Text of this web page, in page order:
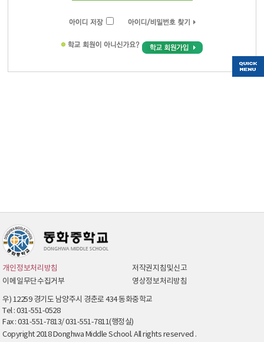
개인정보처리방침
저작권지침및신고
이메일무단수집거부
영상정보처리방침
우) 12259 경기도 남양주시 경춘로 434 동화중학교
Tel : 031-551-0528
Fax : 031-551-7813/ 031-551-7811(행정실)
Copyright 2018 Donghwa Middle School. All rights reserved .